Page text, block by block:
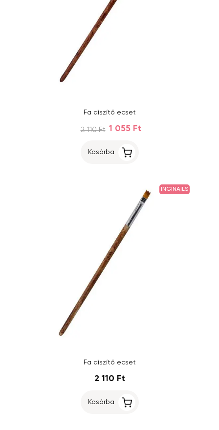
Fa díszítő ecset
2 110 Ft 1 055 Ft
Kosárba
INGINAILS
Fa díszítő ecset
2 110 Ft
Kosárba